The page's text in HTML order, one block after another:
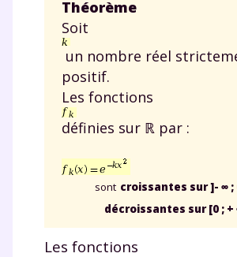
Théorème
Soit
un nombre réel
positif.
Les fonctions
définies sur ℝ par :
sont croissantes sur ]- ∞ ;
décroissantes sur [0 ; +
Les fonctions